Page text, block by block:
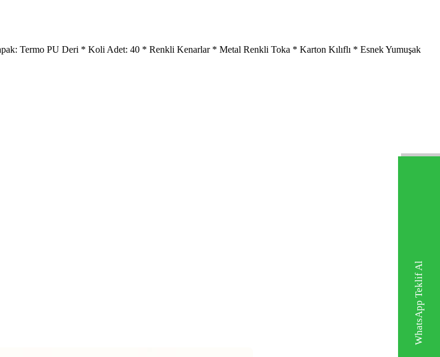
WhatsApp Teklif Al
Termo PU Deri * Koli Adet: 40 * Renkli Kenarlar * Metal Renkli Toka * Karton Kılıflı * Esnek Yumuşak